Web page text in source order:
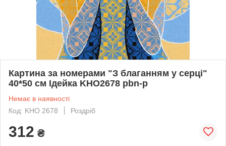
Картина за номерами "З благанням у серці"
40*50 см Ідейка KHO2678 pbn-p
Немає в наявності
Код: KHO 2678
Роздріб
312 ₴